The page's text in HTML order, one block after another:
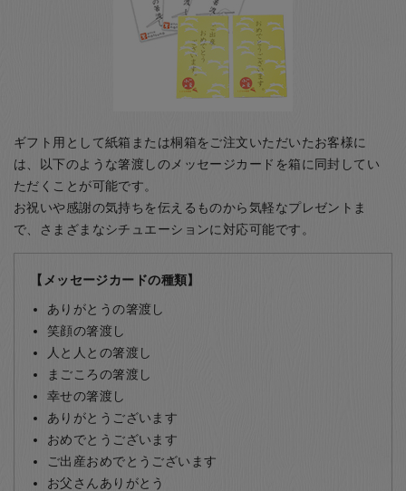
ギフト用として紙箱または桐箱をご注文いただいたお客様に
は、以下のような箸渡しのメッセージカードを箱に同封してい
ただくことが可能です。
お祝いや感謝の気持ちを伝えるものから気軽なプレゼントま
で、さまざまなシチュエーションに対応可能です。
【メッセージカードの種類】
ありがとうの箸渡し
笑顔の箸渡し
人と人との箸渡し
まごころの箸渡し
幸せの箸渡し
ありがとうございます
おめでとうございます
ご出産おめでとうございます
お父さんありがとう